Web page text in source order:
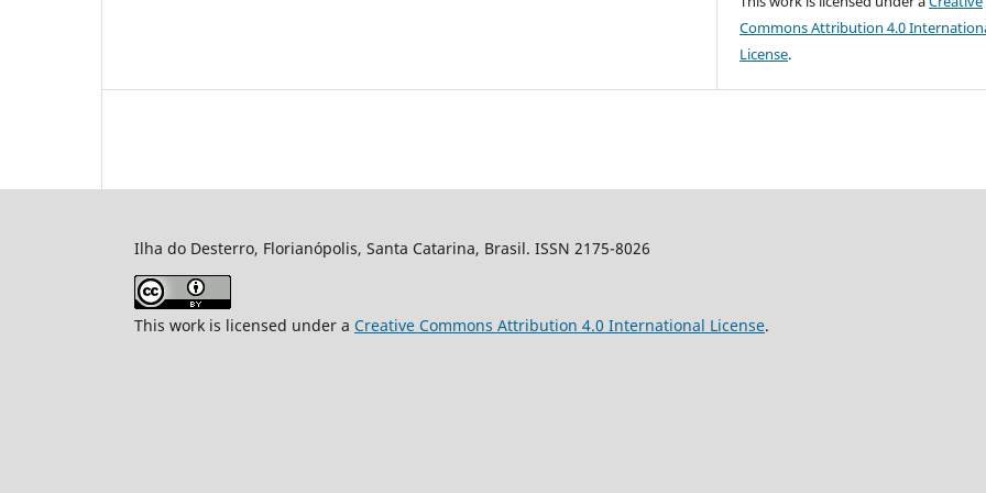
Commons Attribution 4.0
License.
Ilha do Desterro, Florianópolis, Santa Catarina, Brasil. ISSN 2175-8026
This work is licensed under a Creative Commons Attribution 4.0 International License.